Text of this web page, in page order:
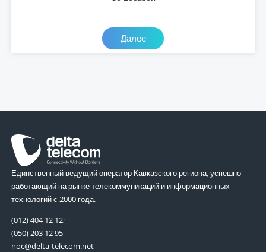
Далее
Единственный ведущий оператор Кавказского региона, успешно
работающий на рынке телекоммуникаций и информационных
технологий с 2000 года.
(012) 404 12 12;
(050) 203 12 95
noc@delta-telecom.net